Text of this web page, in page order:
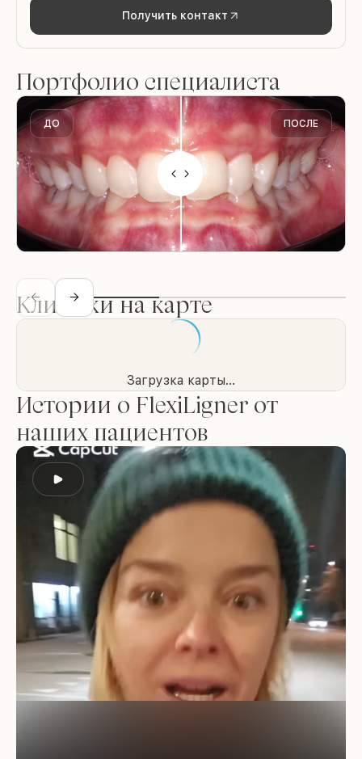
Получить контакт
Портфолио специалиста
ДО ПОСЛЕ
Клиники на карте
Загрузка карты...
Истории о FlexiLigner от
наших пациентов